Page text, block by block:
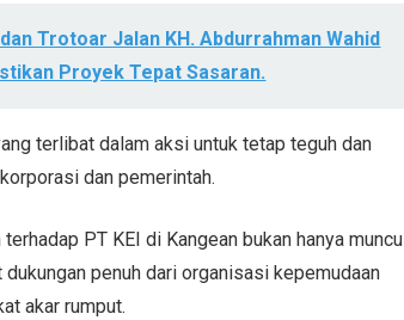
Trotoar Jalan KH. Abdurrahman Wahid
Proyek Tepat Sasaran.
terlibat dalam aksi untuk tetap teguh dan
dan pemerintah.
PT KEI di Kangean bukan hanya muncul
penuh dari organisasi kepemudaan
akar rumput.